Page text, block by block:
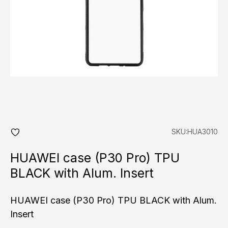
fav
SKU:HUA3010
HUAWEI case (P30 Pro) TPU
BLACK with Alum. Insert
HUAWEI case (P30 Pro) TPU BLACK with Alum.
Insert